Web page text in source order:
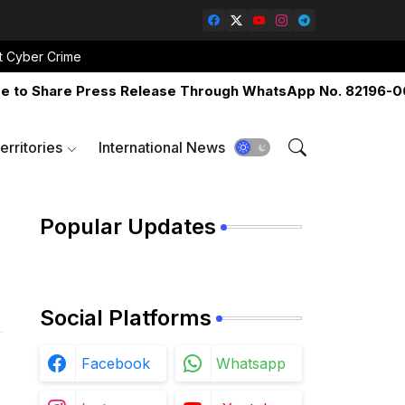
Cyber Crime
Press Release Through WhatsApp No. 82196-06517
International News
Popular Updates
Social Platforms
Facebook Whatsapp